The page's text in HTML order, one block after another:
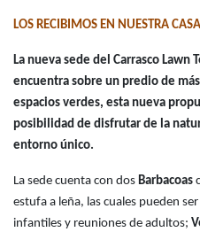
LOS RECIBIMOS EN NUESTRA
La nueva sede del Carrasco Lawn
encuentra sobre un predio de
espacios verdes, esta nueva
posibilidad de disfrutar de la
entorno único.
La sede cuenta con dos Barbacoas
estufa a leña, las cuales pueden
infantiles y reuniones de adultos;